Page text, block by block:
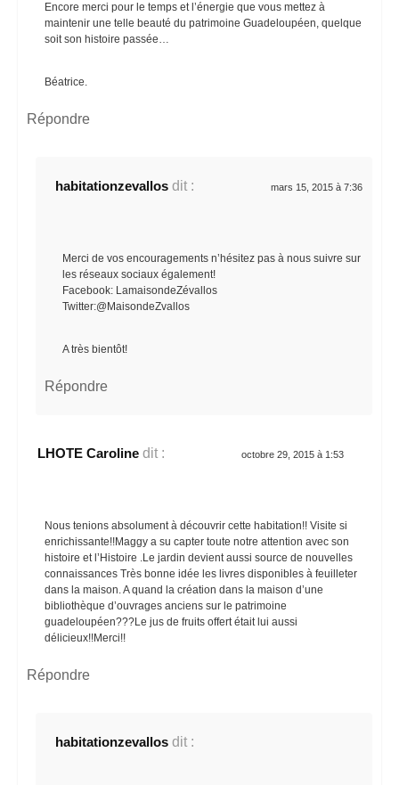
Encore merci pour le temps et l’énergie que vous mettez à
maintenir une telle beauté du patrimoine Guadeloupéen, quelque
soit son histoire passée…
Béatrice.
Répondre
habitationzevallos dit : mars 15, 2015 à 7:36
Merci de vos encouragements n’hésitez pas à nous suivre sur
les réseaux sociaux également!
Facebook: LamaisondeZévallos
Twitter:@MaisondeZvallos
A très bientôt!
Répondre
LHOTE Caroline dit : octobre 29, 2015 à 1:53
Nous tenions absolument à découvrir cette habitation!! Visite si
enrichissante!!Maggy a su capter toute notre attention avec son
histoire et l’Histoire .Le jardin devient aussi source de nouvelles
connaissances Très bonne idée les livres disponibles à feuilleter
dans la maison. A quand la création dans la maison d’une
bibliothèque d’ouvrages anciens sur le patrimoine
guadeloupéen???Le jus de fruits offert était lui aussi
délicieux!!Merci!!
Répondre
habitationzevallos dit :